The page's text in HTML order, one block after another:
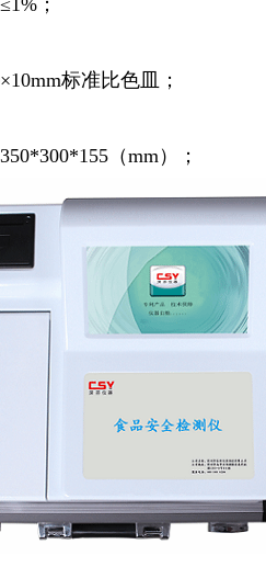
；
标准比色皿；
（mm）；